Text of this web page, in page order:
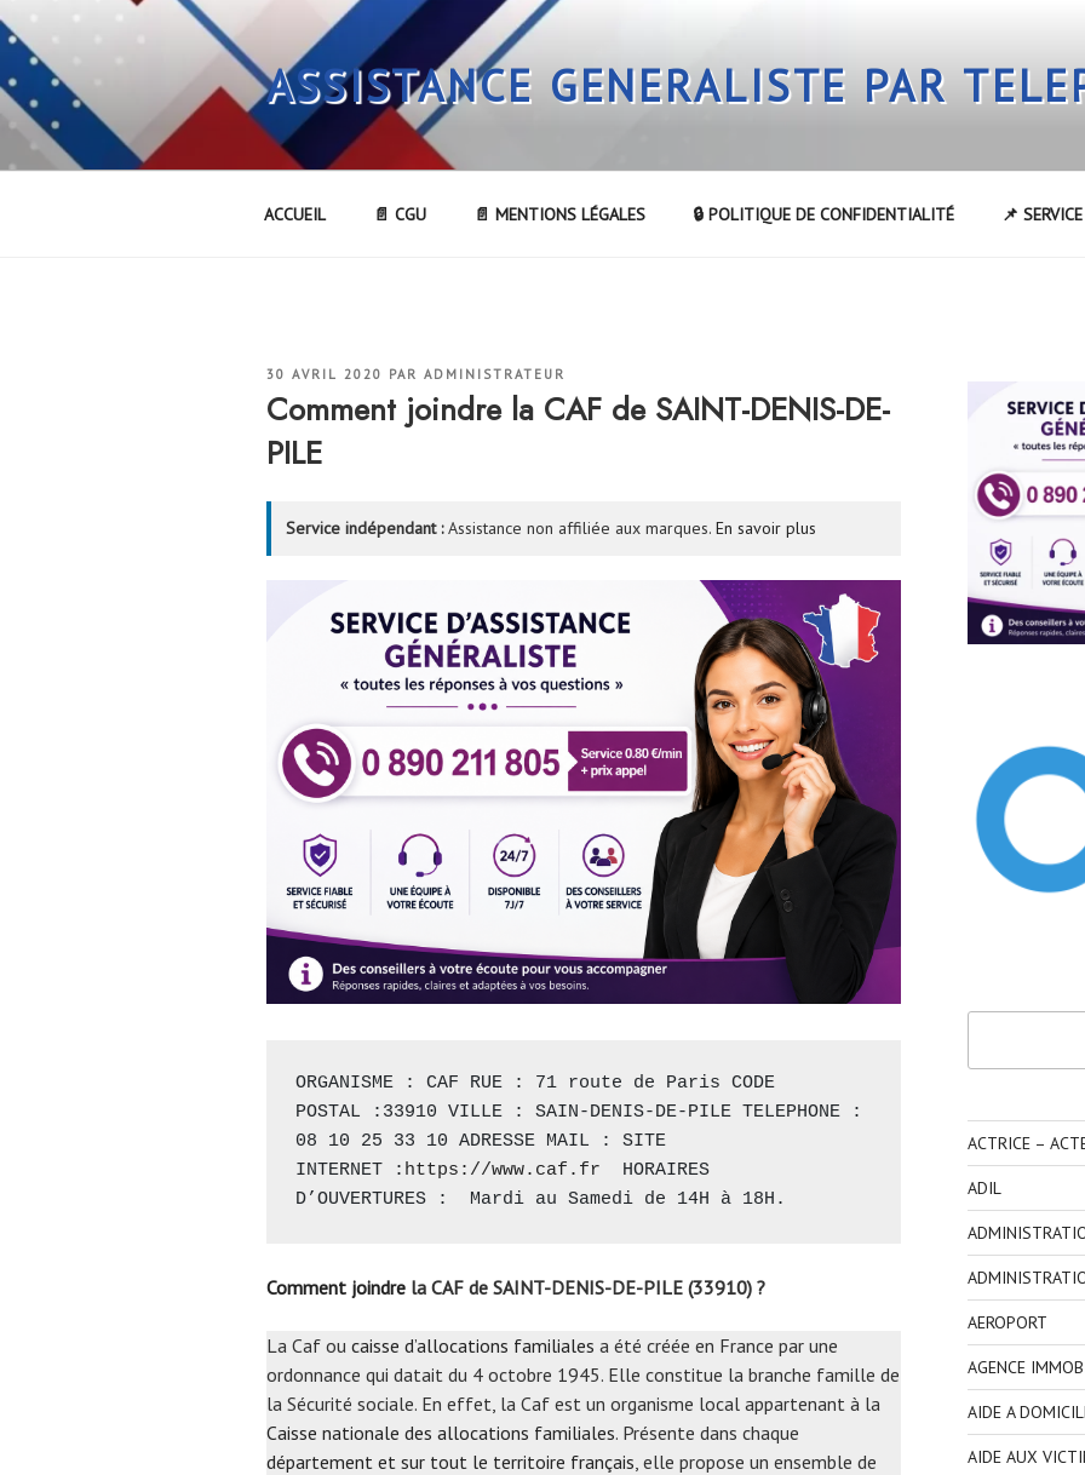
Aller
au
contenu
principal
ASSISTANCE GENERALISTE PAR
ACCUEIL 📄 CGU 📄 MENTIONS LÉGALES 🔒 POLITIQUE DE CONFIDENTIALITÉ 📌
PUBLIÉ
30 AVRIL 2020 PAR ADMINISTRATEUR
Comment joindre la CAF de SAINT-DENIS-DE-
PILE
Service indépendant :Assistance non affiliée aux marques. En savoir plus
ORGANISME : CAF RUE : 71 route de Paris CODE
POSTAL :33910 VILLE : SAIN-DENIS-DE-PILE TELEPHONE :
08 10 25 33 10 ADRESSE MAIL : SITE
INTERNET : https://www.caf.fr
  HORAIRES
D’OUVERTURES :  Mardi au Samedi de 14H à 18H.
Comment joindre la CAF de SAINT-DENIS-DE-PILE (33910) ?
La Caf ou caisse d’allocations familiales a été créée en France par une
ordonnance qui datait du 4 octobre 1945. Elle constitue la branche famille de
la Sécurité sociale. En effet, la Caf est un organisme local appartenant à la
Caisse nationale des allocations familiales. Présente dans chaque
département et sur tout le territoire français , elle propose un ensemble de
ACTRICE –
ADIL
AEROPORT
AGENCE
AIDE A
AIDE AUX